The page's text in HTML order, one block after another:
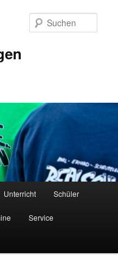
Unterricht Schüler
Service